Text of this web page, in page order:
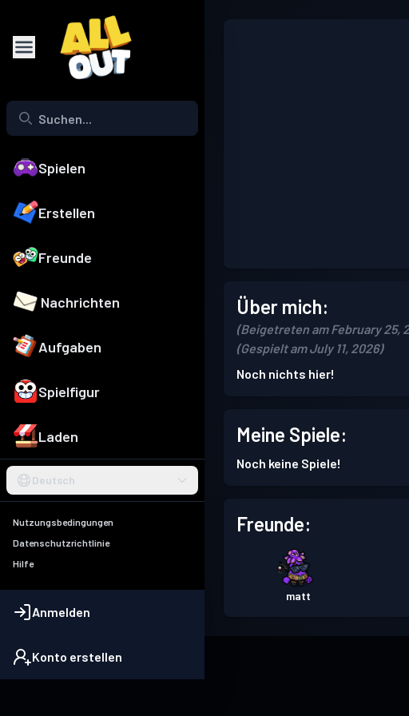
Spielen
Erstellen
Freunde
Nachrichten
Aufgaben
Spielfigur
Laden
Deutsch
Nutzungsbedingungen
Datenschutzrichtlinie
Hilfe
Anmelden
Konto erstellen
Über mich:
(Beigetreten am February 25,
(Gespielt am July 11, 2026)
Noch nichts hier!
Meine Spiele:
Noch keine Spiele!
Freunde:
matt